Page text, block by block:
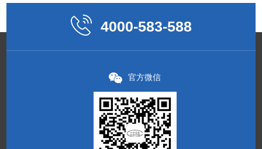
4000-583-588
官方微信